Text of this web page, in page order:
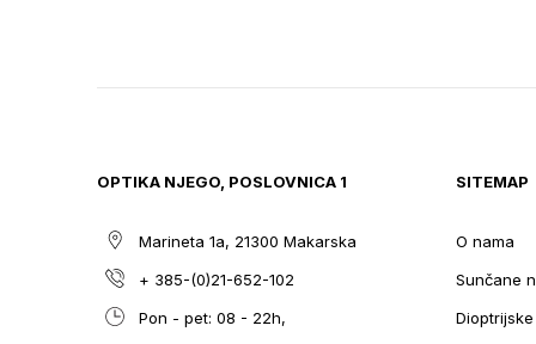
OF
GALLERY
OPTIKA NJEGO, POSLOVNICA 1
Marineta 1a, 21300 Makarska
+ 385-(0)21-652-102
Pon - pet: 08 - 22h,
SITEMAP
O nama
Sunčane